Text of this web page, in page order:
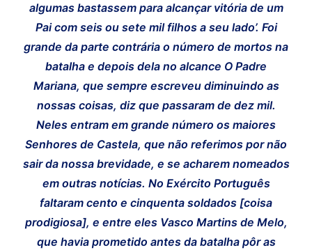
algumas bastassem para alcançar vitória de um
Pai com seis ou sete mil filhos a seu lado’. Foi
grande da parte contrária o número de mortos na
batalha e depois dela no alcance O Padre
Mariana, que sempre escreveu diminuindo as
nossas coisas, diz que passaram de dez mil.
Neles entram em grande número os maiores
Senhores de Castela, que não referimos por não
sair da nossa brevidade, e se acharem nomeados
em outras notícias. No Exército Português
faltaram cento e cinquenta soldados [coisa
prodigiosa], e entre eles Vasco Martins de Melo,
que havia prometido antes da batalha pôr as